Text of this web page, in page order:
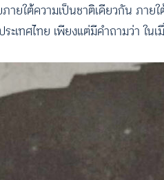
ายใต้ความเป็นชาติเดียวกัน ภา
ะเทศไทย เพียงแต่มีคำถามว่า ใน